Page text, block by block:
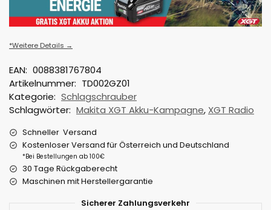
*Weitere Details →
EAN: 0088381767804
Artikelnummer: TD002GZ01
Kategorie: Schlagschrauber
Schlagwörter: Makita XGT Akku-Kampagne, XGT Radio
Schneller Versand
Kostenloser Versand für Österreich und Deutschland
*Bei Bestellungen ab 100€
30 Tage Rückgaberecht
Maschinen mit Herstellergarantie
Sicherer Zahlungsverkehr